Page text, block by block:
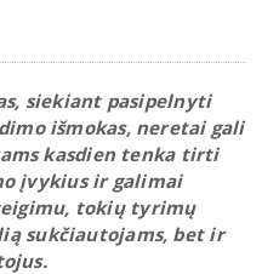
siekiant pasipelnyti
išmokas, neretai gali
kasdien tenka tirti
įvykius ir galimai
tokių tyrimų
sukčiautojams, bet ir